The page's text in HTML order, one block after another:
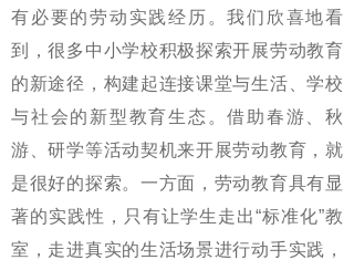
有必要的劳动实践经历。我们欣喜地看
到，很多中小学校积极探索开展劳动教育
的新途径，构建起连接课堂与生活、学校
与社会的新型教育生态。借助春游、秋
游、研学等活动契机来开展劳动教育，就
是很好的探索。一方面，劳动教育具有显
著的实践性，只有让学生走出“标准化”教
室，走进真实的生活场景进行动手实践，